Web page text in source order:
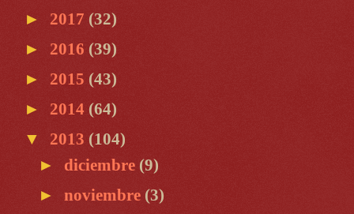
► 2017 (32)
► 2016 (39)
► 2015 (43)
► 2014 (64)
▼ 2013 (104)
► diciembre (9)
► noviembre (3)